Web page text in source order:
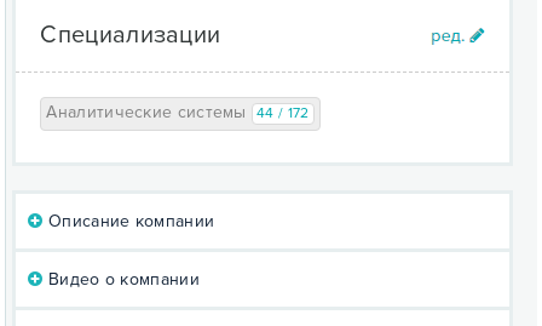
Специализации
Аналитические системы 44 / 172
Описание компании
Видео о компании